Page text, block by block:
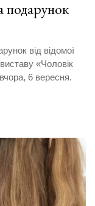
подарунок
від відомої
«Чоловік
6 вересня.